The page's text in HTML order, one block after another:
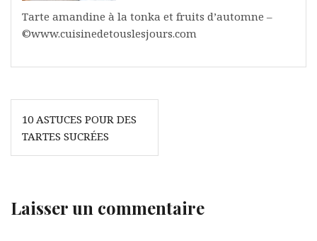
Tarte amandine à la tonka et fruits d’automne –
©www.cuisinedetouslesjours.com
Navigation
de
l’article
10 ASTUCES POUR DES
TARTES SUCRÉES
Laisser un commentaire